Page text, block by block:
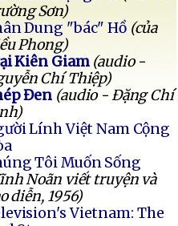
Sơn)
Dung "bác" Hồ (của
Phong)
Kiên Giam (audio -
Chí Thiệp)
Đen (audio - Đặng Chí
Lính Việt Nam Cộng
Tôi Muốn Sống
Noãn viết truyện và
diễn, 1956)
Vietnam: The